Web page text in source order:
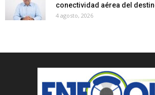
conectividad aérea del
4 agosto, 2026